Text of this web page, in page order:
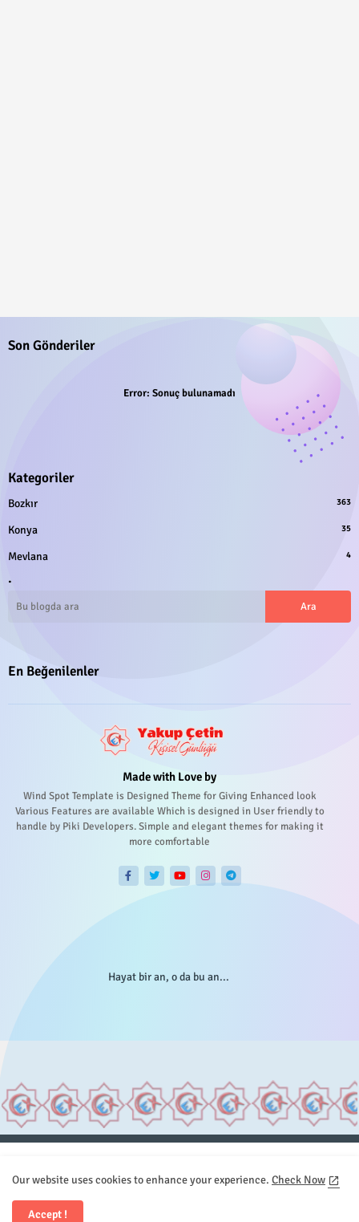
Son Gönderiler
Error: Sonuç bulunamadı
Kategoriler
Bozkır 363
Konya 35
Mevlana 4
.
En Beğenilenler
Made with Love by
Wind Spot Template is Designed Theme for Giving Enhanced look
Various Features are available Which is designed in User friendly to
handle by Piki Developers. Simple and elegant themes for making it
more comfortable
Hayat bir an, o da bu an...
Sitemap
İletişim
Our website uses cookies to enhance your experience. Check Now
Accept !